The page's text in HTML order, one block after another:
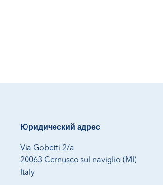
Юридический адрес
Via Gobetti 2/a
20063 Cernusco sul naviglio (MI)
Italy